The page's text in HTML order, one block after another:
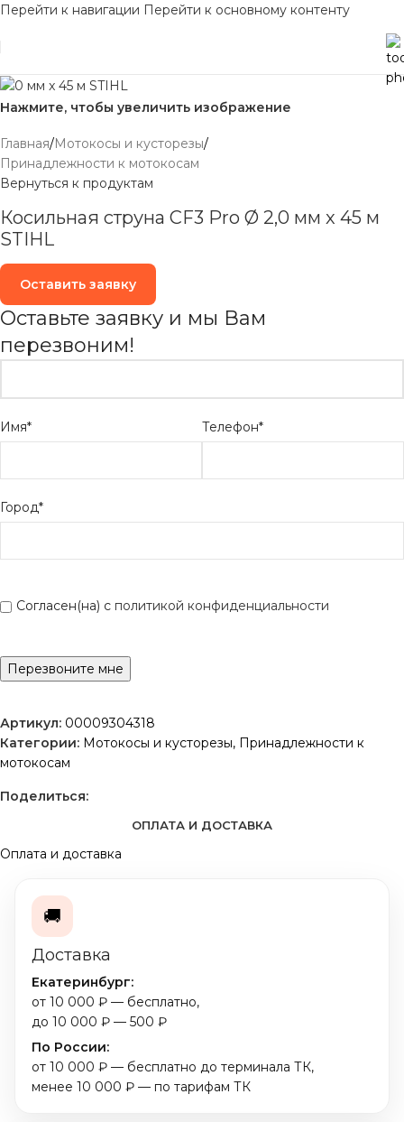
Перейти к навигации Перейти к основному контенту
Нажмите, чтобы увеличить изображение
Главная/Мотокосы и кусторезы/
Принадлежности к мотокосам
Вернуться к продуктам
Косильная струна CF3 Pro Ø 2,0 мм x 45 м
STIHL
Оставить заявку
Оставьте заявку и мы Вам
перезвоним!
Имя* Телефон*
Город*
Согласен(на) с политикой конфиденциальности
Артикул: 00009304318
Категории: Мотокосы и кусторезы, Принадлежности к
мотокосам
Поделиться:
ОПЛАТА И ДОСТАВКА
Оплата и доставка
🚚
Доставка
Екатеринбург:
от 10 000 ₽ — бесплатно,
до 10 000 ₽ — 500 ₽
По России:
от 10 000 ₽ — бесплатно до терминала ТК,
менее 10 000 ₽ — по тарифам ТК